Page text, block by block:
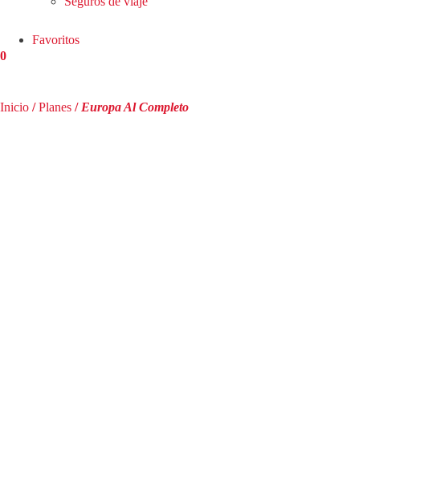
Favoritos
0
Inicio /Planes / Europa Al Completo